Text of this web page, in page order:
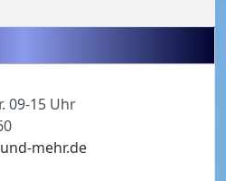
09-15 Uhr
mehr.de